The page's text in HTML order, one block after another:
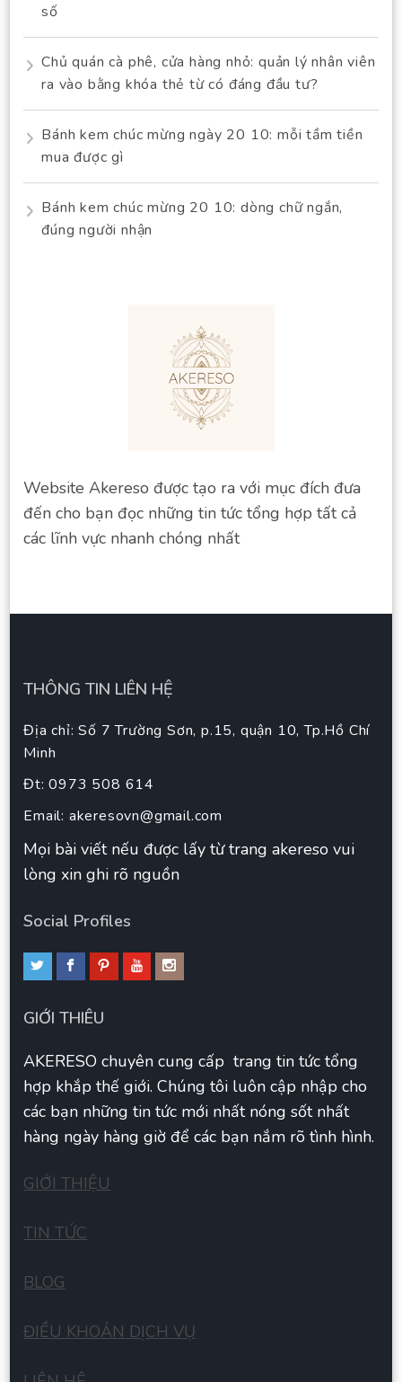
số
Chủ quán cà phê, cửa hàng nhỏ: quản lý nhân viên
ra vào bằng khóa thẻ từ có đáng đầu tư?
Bánh kem chúc mừng ngày 20 10: mỗi tầm tiền
mua được gì
Bánh kem chúc mừng 20 10: dòng chữ ngắn,
đúng người nhận
Website Akereso được tạo ra với mục đích đưa
đến cho bạn đọc những tin tức tổng hợp tất cả
các lĩnh vực nhanh chóng nhất
THÔNG TIN LIÊN HỆ
Địa chỉ: Số 7 Trường Sơn, p.15, quận 10, Tp.Hồ Chí
Minh
Đt: 0973 508 614
Email: akeresovn@gmail.com
Mọi bài viết nếu được lấy từ trang akereso vui
lòng xin ghi rõ nguồn
Social Profiles
GIỚI THIÊU
AKERESO chuyên cung cấp trang tin tức tổng
hợp khắp thế giới. Chúng tôi luôn cập nhập cho
các bạn những tin tức mới nhất nóng sốt nhất
hàng ngày hàng giờ để các bạn nắm rõ tình hình.
GIỚI THIỆU
TIN TỨC
BLOG
ĐIỀU KHOẢN DỊCH VỤ